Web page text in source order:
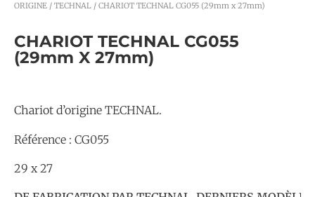
ORIGINE / TECHNAL / CHARIOT TECHNAL CG055 (29mm x 27mm)
CHARIOT TECHNAL CG055
(29mm X 27mm)
Chariot d’origine TECHNAL.
Référence : CG055
29 x 27